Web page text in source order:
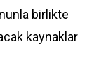
birlikte
kaynaklar